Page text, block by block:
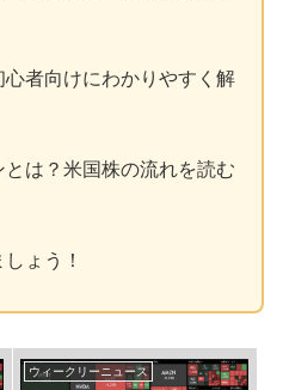
者向けにわかりやすく解
は？米国株の流れを読む
ょう！
ウィークリーニュース